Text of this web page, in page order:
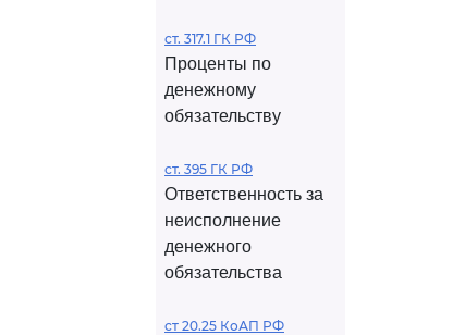
ст. 317.1 ГК РФ
Проценты по
денежному
обязательству
ст. 395 ГК РФ
Ответственность за
неисполнение
денежного
обязательства
ст 20.25 КоАП РФ